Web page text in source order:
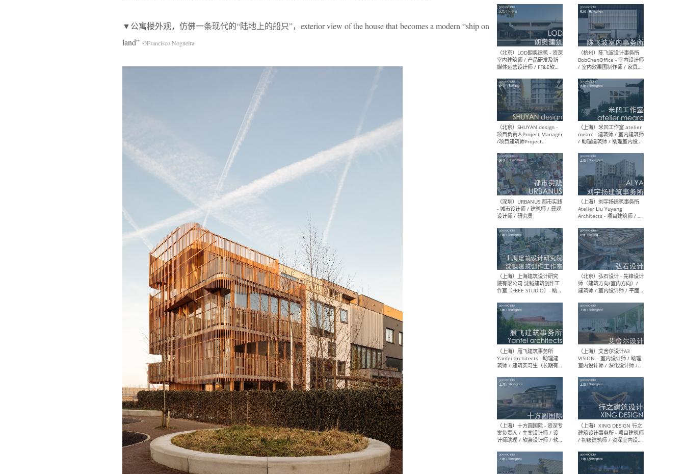
▼公寓楼外观，仿佛一条现代的“陆地上的船只”，exterior view of the house that becomes a modern “ship on
land” ©Francisco Nogueira
（南京/淮安）江苏美城建筑
规划设计院有限公司 - 建筑方
案设计师 / 商务经理 / 暖通
设计师 / 造价工程师
（大理）之间建筑
ArCONNECT – 项目建筑师 /
建筑师 / 助理建筑师 / 室内
设计师 / 实习生
（深圳）TOMO東木筑造 -
室内设计师 / 资深深化设计
师 / AIGC内容编辑(室内设计
方向) / 照明设计师 / 软装设
计师
（北京）LOD朗奥建筑 - 资深
室内建筑师 / 产品研发及新
设计师 / 深化设计师 / 实习
（北京）SHUYAN design -
项目负责人Project Manager
/项目建筑师Project
Architect / 助理建筑师
Assistant Architect / 创始
人助理Founder's Assistant
/ 实习生Intern
（深圳）URBANUS 都市实践
- 城市设计师 / 建筑师 / 景观
设计师 / 研究员